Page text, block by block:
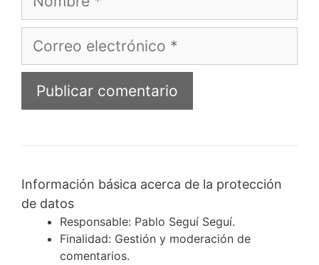
Correo
electrónico
Información básica acerca de la protección
de datos
Responsable: Pablo Seguí Seguí.
Finalidad: Gestión y moderación de
comentarios.